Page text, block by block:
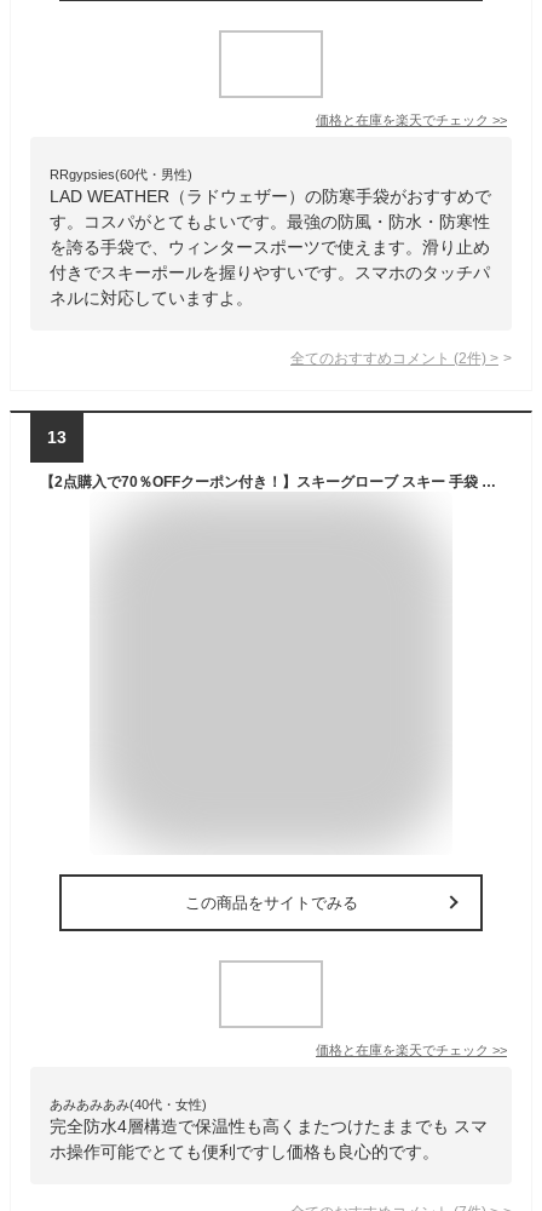
価格と在庫を楽天でチェック >>
RRgypsies(60代・男性)
LAD WEATHER（ラドウェザー）の防寒手袋がおすすめで
す。コスパがとてもよいです。最強の防風・防水・防寒性
を誇る手袋で、ウィンタースポーツで使えます。滑り止め
付きでスキーポールを握りやすいです。スマホのタッチパ
ネルに対応していますよ。
全てのおすすめコメント (2件) >
13
【2点購入で70％OFFクーポン付き！】スキーグローブ スキー 手袋 スノボ グローブ スキー手袋 スノボ 手袋 スキー グローブ スノボ グローブ 完全防水4層構造 スマホ操作可能 3サイズ 手袋 手の甲ポケット付 裏起毛 超撥水 メンズ レディース スノーボード グローブ スノボ
この商品をサイトでみる
価格と在庫を楽天でチェック >>
あみあみあみ(40代・女性)
完全防水4層構造で保温性も高くまたつけたままでも スマ
ホ操作可能でとても便利ですし価格も良心的です。